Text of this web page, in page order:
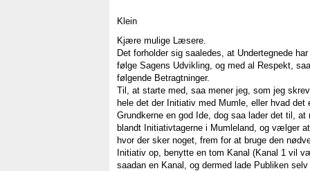
Klein
Kjære mulige Læsere.
Det forholder sig saaledes, at Undertegnede
følge Sagens Udvikling, og med al Respekt,
følgende Betragtninger.
Til, at starte med, saa mener jeg, som jeg
hele det der Initiativ med Mumle, eller hvad det
Grundkerne en god Ide, dog saa lader det til,
blandt Initiativtagerne i Mumleland, og vælger
hvor der sker noget, frem for at bruge den
Initiativ op, benytte en tom Kanal (Kanal 1 vil
saadan en Kanal, og dermed lade Publiken